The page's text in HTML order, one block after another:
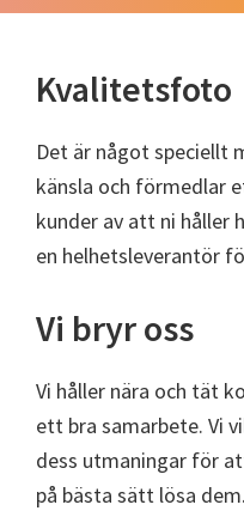
Kvalitetsfoto
Det är något speciellt
känsla och förmedlar
kunder av att ni håller
en helhetsleverantör
Vi bryr oss
Vi håller nära och tät
ett bra samarbete. Vi
dess utmaningar för
på bästa sätt lösa dem.